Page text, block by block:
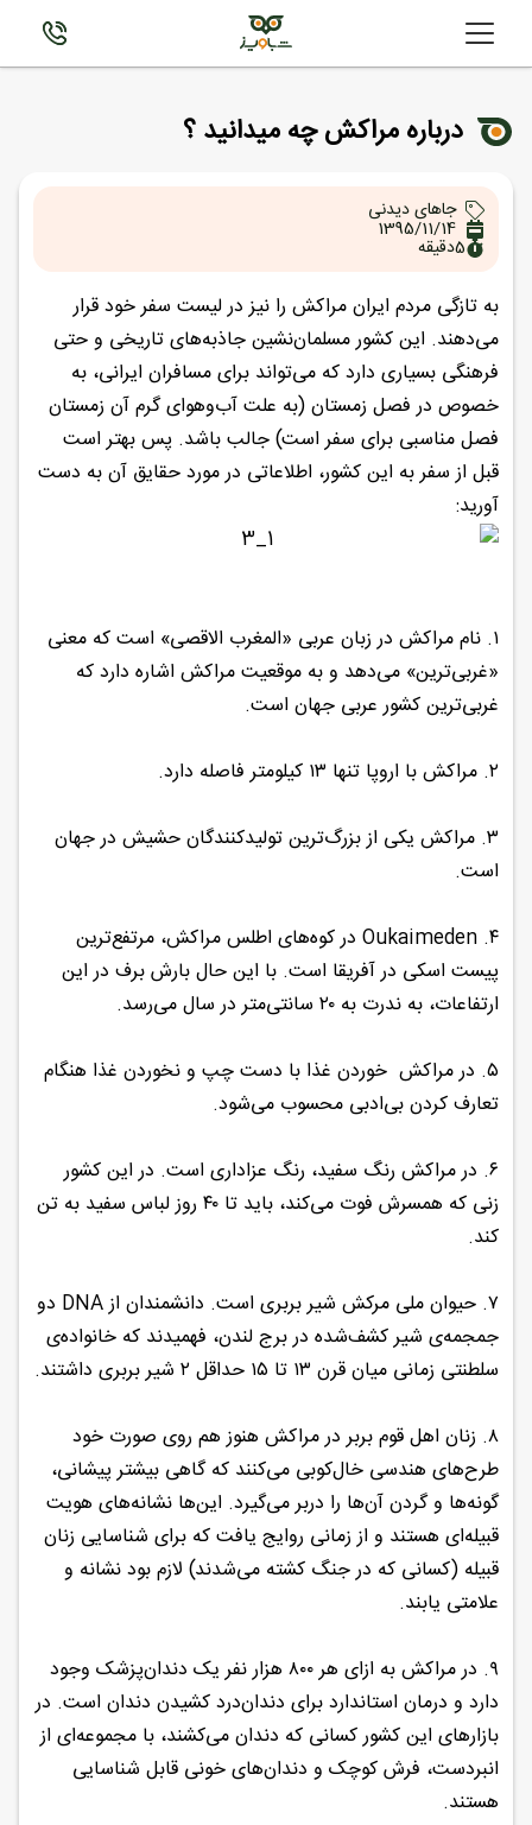
درباره مراکش چه میدانید ؟
جاهای دیدنی
1395/11/14
5دقیقه
به تازگی مردم ایران مراکش را نیز در لیست سفر خود قرار
می‌دهند. این کشور مسلمان‌نشین جاذبه‌های تاریخی و حتی
فرهنگی بسیاری دارد که می‌تواند برای مسافران ایرانی، به
خصوص در فصل زمستان (به علت آب‌وهوای گرم آن زمستان
فصل مناسبی برای سفر است) جالب باشد. پس بهتر است
قبل از سفر به این کشور، اطلاعاتی در مورد حقایق آن به دست
آورید:
۱. نام مراکش در زبان عربی «المغرب الاقصی» است که معنی
«غربی‌ترین» می‌دهد و به موقعیت مراکش اشاره دارد که
غربی‌ترین کشور عربی جهان است.
۲. مراکش با اروپا تنها ۱۳ کیلومتر فاصله دارد.
۳. مراکش یکی از بزرگ‌ترین تولیدکنندگان حشیش در جهان
است.
۴. Oukaimeden در کوه‌های اطلس مراکش، مرتفع‌ترین
پیست اسکی در آفریقا است. با این حال بارش برف در این
ارتفاعات، به ندرت به ۲۰ سانتی‌متر در سال می‌رسد.
۵. در مراکش خوردن غذا با دست چپ و نخوردن غذا هنگام
تعارف کردن بی‌ادبی محسوب می‌شود.
۶. در مراکش رنگ سفید، رنگ عزاداری است. در این کشور
زنی که همسرش فوت می‌کند، باید تا ۴۰ روز لباس سفید به تن
کند.
۷. حیوان ملی مرکش شیر بربری است. دانشمندان از DNA دو
جمجمه‌ی شیر کشف‌شده در برج لندن، فهمیدند که خانواده‌ی
سلطنتی زمانی میان قرن ۱۳ تا ۱۵ حداقل ۲ شیر بربری داشتند.
۸. زنان اهل قوم بربر در مراکش هنوز هم روی صورت خود
طرح‌های هندسی خال‌کوبی می‌کنند که گاهی بیشتر پیشانی،
گونه‌ها و گردن آن‌ها را دربر می‌گیرد. این‌ها نشانه‌های هویت
قبیله‌ای هستند و از زمانی روایج یافت که برای شناسایی زنان
قبیله‌ (کسانی که در جنگ کشته می‌شدند) لازم بود نشانه و
علامتی یابند.
۹. در مراکش به ازای هر ۸۰۰ هزار نفر یک دندان‌پزشک وجود
دارد و درمان استاندارد برای دندان‌درد کشیدن دندان است. در
بازارهای این کشور کسانی که دندان می‌کشند، با مجموعه‌ای از
انبردست، فرش کوچک و دندان‌های خونی قابل شناسایی
هستند.